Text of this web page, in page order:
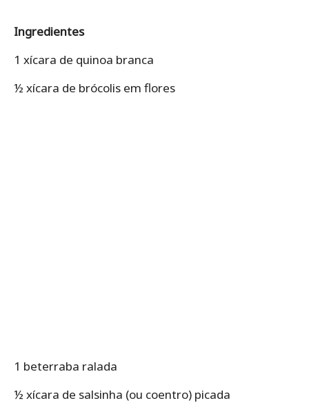
Ingredientes
1 xícara de quinoa branca
½ xícara de brócolis em flores
1 beterraba ralada
½ xícara de salsinha (ou coentro) picada